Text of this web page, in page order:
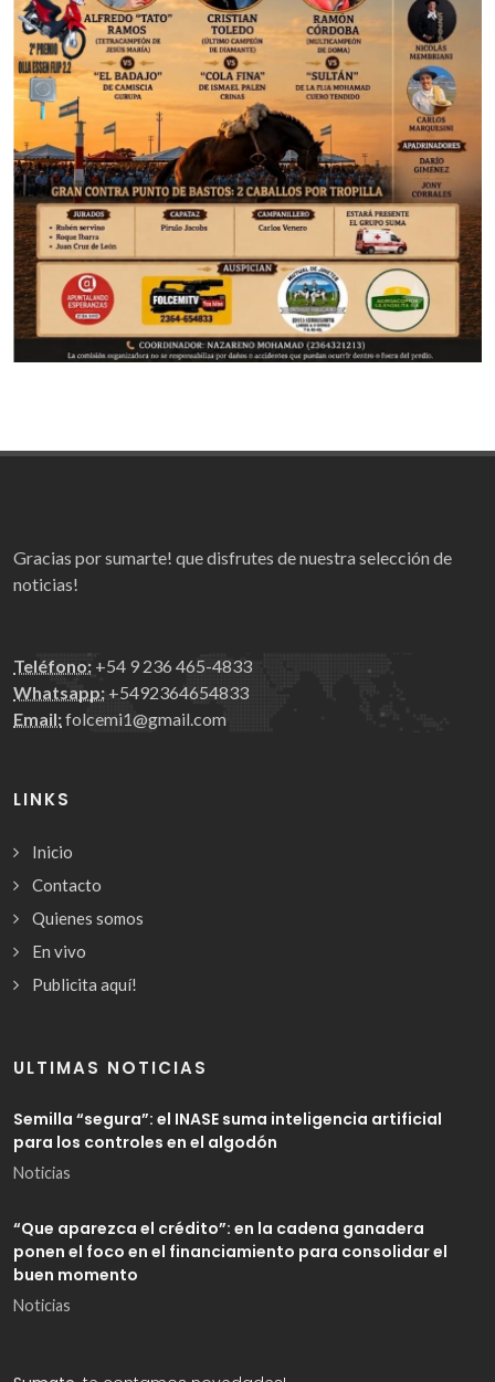
Gracias por sumarte! que disfrutes de nuestra selección de
noticias!
Teléfono: +54 9 236 465-4833
Whatsapp: +5492364654833
Email:folcemi1@gmail.com
LINKS
Inicio
Contacto
Quienes somos
En vivo
Publicita aquí!
ULTIMAS NOTICIAS
Semilla “segura”: el INASE suma inteligencia artificial
para los controles en el algodón
Noticias
“Que aparezca el crédito”: en la cadena ganadera
ponen el foco en el financiamiento para consolidar el
buen momento
Noticias